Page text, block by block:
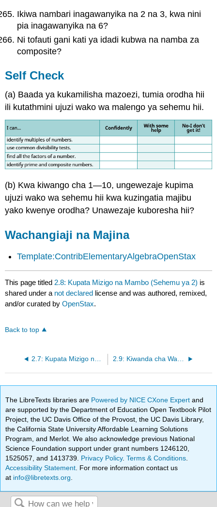
Ikiwa nambari inagawanyika na 2 na 3, kwa nini
pia inagawanyika na 6?
Ni tofauti gani kati ya idadi kubwa na namba za
composite?
Self Check
(a) Baada ya kukamilisha mazoezi, tumia orodha hii
ili kutathmini ujuzi wako wa malengo ya sehemu hii.
(b) Kwa kiwango cha 1—10, ungewezaje kupima
ujuzi wako wa sehemu hii kwa kuzingatia majibu
yako kwenye orodha? Unawezaje kuboresha hii?
Wachangiaji na Majina
Template:ContribElementaryAlgebraOpenStax
This page titled 2.8: Kupata Mizigo na Mambo (Sehemu ya 2) is
shared under a not declared license and was authored, remixed,
and/or curated byOpenStax.
Back to top
2.7: Kupata Mizigo na Mambo (Sehemu ya 1) 2.9: Kiwanda cha Waziri Mkuu na Multiple Multiple (Sehemu ya 1)
The LibreTexts libraries are Powered by NICE CXone Expertand
are supported by the Department of Education Open Textbook Pilot
Project, the UC Davis Office of the Provost, the UC Davis Library,
the California State University Affordable Learning Solutions
Program, and Merlot. We also acknowledge previous National
Science Foundation support under grant numbers 1246120,
1525057, and 1413739. Privacy Policy.Terms & Conditions
Accessibility Statement . For more information contact us
at info@libretexts.org